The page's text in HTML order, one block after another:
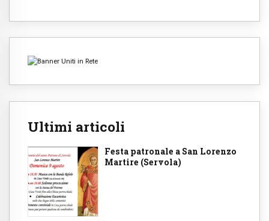
Ultimi articoli
Festa patronale a San Lorenzo
Martire (Servola)